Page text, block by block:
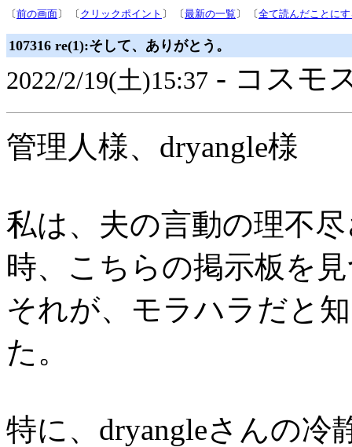
〔前の画面〕 〔 クリックポイント 〕 〔最新の一覧 〕 〔全て読んだことに
107316 re(1):そして、ありがとう。
2022/2/19(土)15:37 - コスモ
管理人様、dryangle様
私は、夫の言動の理不
時、こちらの掲示板を
それが、モラハラだと
た。
特に、dryangleさんの